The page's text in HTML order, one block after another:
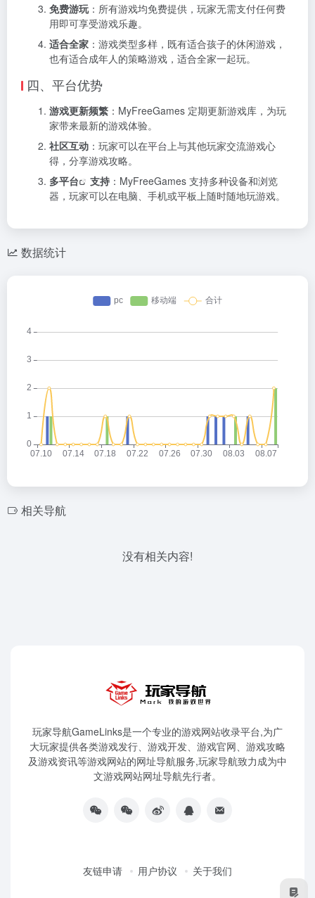
免费游玩：所有游戏均免费提供，玩家无需支付任何费
用即可享受游戏乐趣。
适合全家 ：游戏类型多样，既有适合孩子的休闲游戏，
也有适合成年人的策略游戏，适合全家一起玩。
四、平台优势
游戏更新频繁 ：MyFreeGames 定期更新游戏库，为玩
家带来最新的游戏体验。
社区互动 ：玩家可以在平台上与其他玩家交流游戏心
得，分享游戏攻略。
多平台
支持 ：MyFreeGames 支持多种设备和浏览
器，玩家可以在电脑、手机或平板上随时随地玩游戏。
数据统计
相关导航
没有相关内容!
玩家导航GameLinks是一个专业的游戏网站收录平台,为广
大玩家提供各类游戏发行、游戏开发、游戏官网、游戏攻略
及游戏资讯等游戏网站的网址导航服务,玩家导航致力成为中
文游戏网站网址导航先行者。
友链申请 用户协议 关于我们